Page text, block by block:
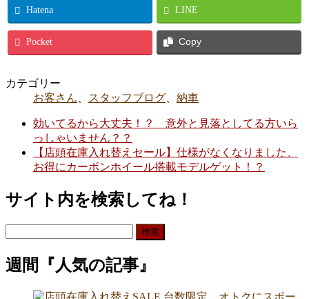
Hatena LINE
Pocket Copy
カテゴリー
お客さん
スタッフブログ 納車
効いてるから大丈夫！？ 意外と見落としてる方いら
っしゃいません？？
【店頭在庫入れ替えセール】仕様がなくなりました、
お得にカーボンホイール搭載モデルゲット！？
サイト内を検索してね！
週間『人気の記事』